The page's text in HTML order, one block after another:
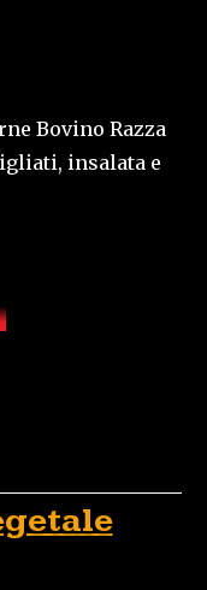
Bovino Razza
insalata e